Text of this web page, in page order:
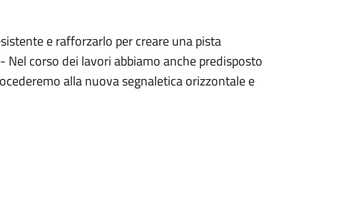
e rafforzarlo per creare una pista
corso dei lavori abbiamo anche predisposto
alla nuova segnaletica orizzontale e